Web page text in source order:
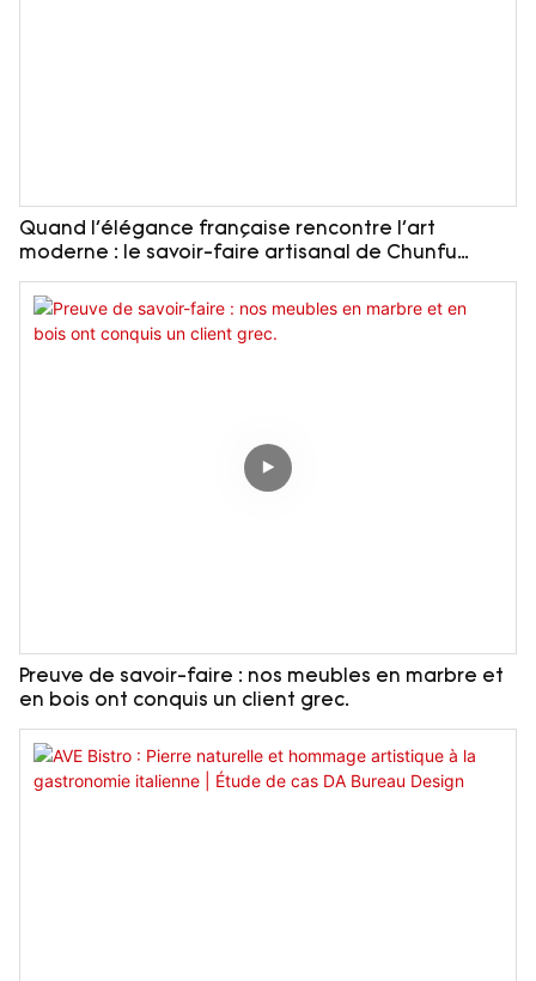
Quand l'élégance française rencontre l'art
moderne : le savoir-faire artisanal de Chunfu
Furniture en matière de pierre naturelle à
Shenyang
Preuve de savoir-faire : nos meubles en marbre et
en bois ont conquis un client grec.